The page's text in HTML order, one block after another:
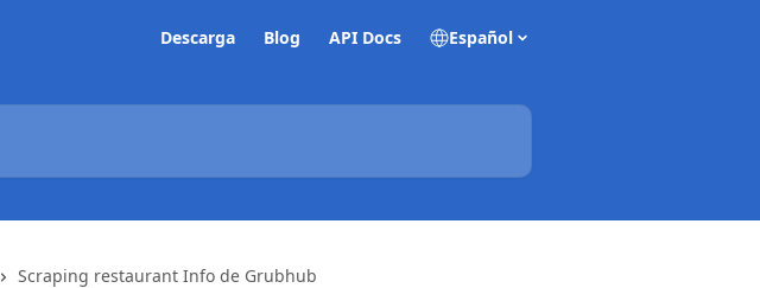
Descarga Blog API Docs Español
Scraping restaurant Info de Grubhub